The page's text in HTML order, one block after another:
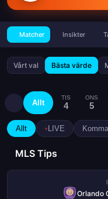
Matcher Insikter
Vårt val Bästa värde
Allt
TIS
4
ONS
5
Allt LIVE
MLS Tips